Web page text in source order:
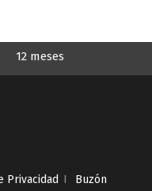
12 meses
Privacidad I
Buzón